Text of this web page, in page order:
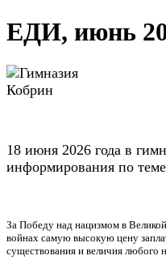
ЕДИ, июнь
18 июня 2026 года в
информирования по
За Победу над нацизмом в
войнах самую высокую цену
существования и величия любого